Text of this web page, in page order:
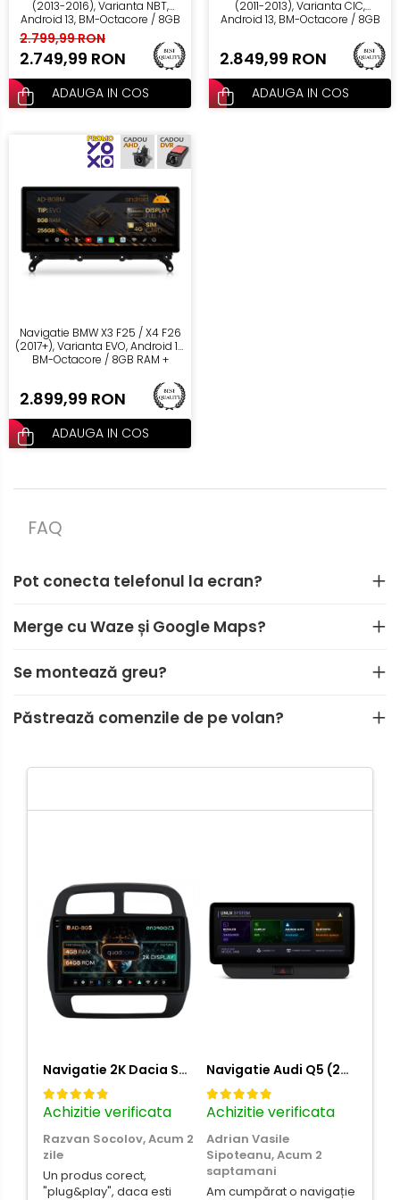
(2013-2016), Varianta NBT,
Android 13, BM-Octacore / 8GB
RAM + 256GB ROM, 12.3" Inch -
AD-BGBM12008NB+AD-
BGRKITBM012
2.799,99 RON
2.749,99 RON
ADAUGA IN COS
(2011-2013), Varianta CIC,
Android 13, BM-Octacore / 8GB
AD-BGBM12008CI+AD-
BGRKITBM012
2.849,99 RON
ADAUGA IN COS
Navigatie BMW X3 F25 / X4 F26
(2017+), Varianta EVO, Android 13,
BM-Octacore / 8GB RAM +
BGBM12008EV+AD-BGRKITBM012
2.899,99 RON
ADAUGA IN COS
FAQ
Pot conecta telefonul la ecran?
Merge cu Waze și Google Maps?
Se montează greu?
Păstrează comenzile de pe volan?
Navigatie 2K Dacia Spring (2021- Prezent), Android, S-Quadcore / 4GB RAM + 64GB ROM, 9.5 Inch - AD-BGS90042K+AD-BGRKIT366V4s
Achizitie verificata
Razvan Socolov,Acum 2
zile
Un produs corect,
"plug&play", daca esti
Navigatie Audi Q5 (2009-2017), Linux OS & OEM, MMI 3G, CarPlay & Android Auto Wireless, MirrorLink, Camera AHD, 12.3 Inch - AD-BGAALNXH+AD-BGRKITQ5002
Achizitie verificata
Adrian Vasile
Sipoteanu,Acum 2
saptamani
Am cumpărat o navigație